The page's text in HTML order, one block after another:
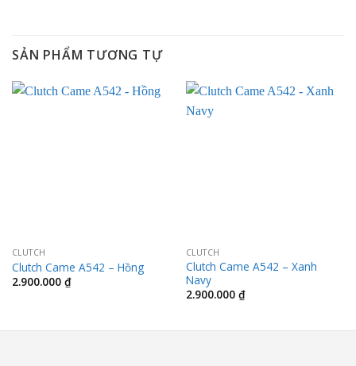
SẢN PHẨM TƯƠNG TỰ
CLUTCH
Clutch Came A542 – Hồng
2.900.000 ₫
CLUTCH
Clutch Came A542 – Xanh
Navy
2.900.000 ₫